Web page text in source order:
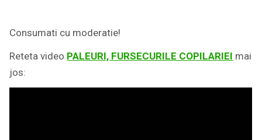
Consumati cu moderatie!
Reteta video PALEURI, FURSECURILE COPILARIEI mai
jos: